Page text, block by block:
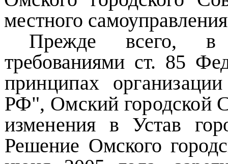
местного
Прежде всего, в
требованиями ст. 85
принципах
РФ", Омский городской
изменения в Устав
Решение Омского